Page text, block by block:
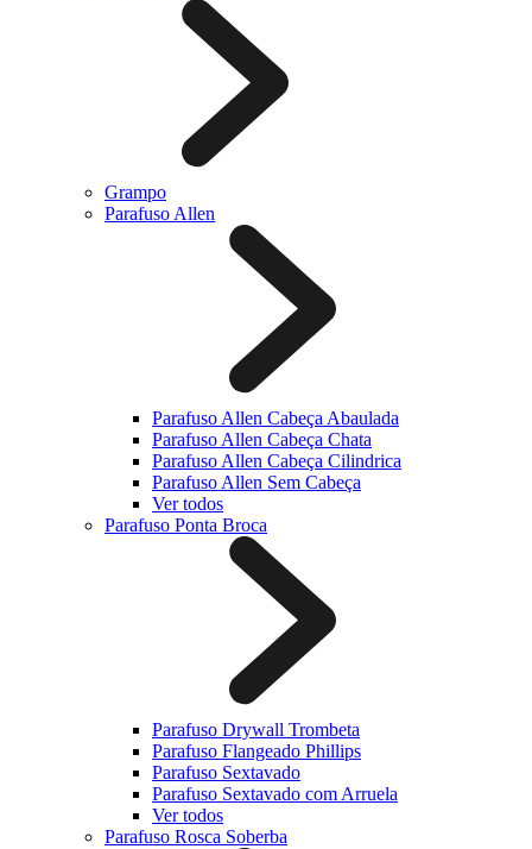
Grampo
Parafuso Allen
Parafuso Allen Cabeça Abaulada
Parafuso Allen Cabeça Chata
Parafuso Allen Cabeça Cilindrica
Parafuso Allen Sem Cabeça
Ver todos
Parafuso Ponta Broca
Parafuso Drywall Trombeta
Parafuso Flangeado Phillips
Parafuso Sextavado
Parafuso Sextavado com Arruela
Ver todos
Parafuso Rosca Soberba